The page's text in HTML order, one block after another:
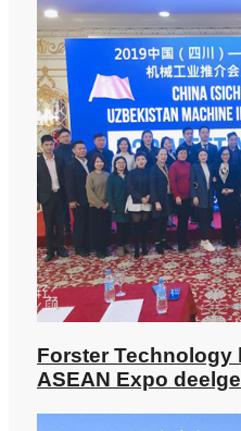
Forster Technology
ASEAN Expo